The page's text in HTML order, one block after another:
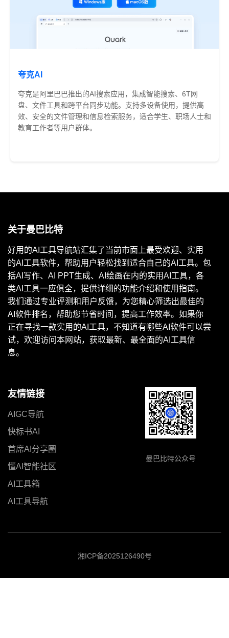
夸克AI
夸克是阿里巴巴推出的AI搜索应用，集成智能搜索、6T网
盘、文件工具和跨平台同步功能。支持多设备使用，提供高
效、安全的文件管理和信息检索服务，适合学生、职场人士和
教育工作者等用户群体。
关于曼巴比特
好用的AI工具导航站汇集了当前市面上最受欢迎、实用
的AI工具软件，帮助用户轻松找到适合自己的AI工具。包
括AI写作、AI PPT生成、AI绘画在内的实用AI工具，各
类AI工具一应俱全，提供详细的功能介绍和使用指南。
我们通过专业评测和用户反馈，为您精心筛选出最佳的
AI软件排名，帮助您节省时间，提高工作效率。如果你
正在寻找一款实用的AI工具，不知道有哪些AI软件可以尝
试，欢迎访问本网站，获取最新、最全面的AI工具信
息。
友情链接
AIGC导航
快标书AI
首席AI分享圈
懂AI智能社区
AI工具箱
AI工具导航
曼巴比特公众号
湘ICP备2025126490号